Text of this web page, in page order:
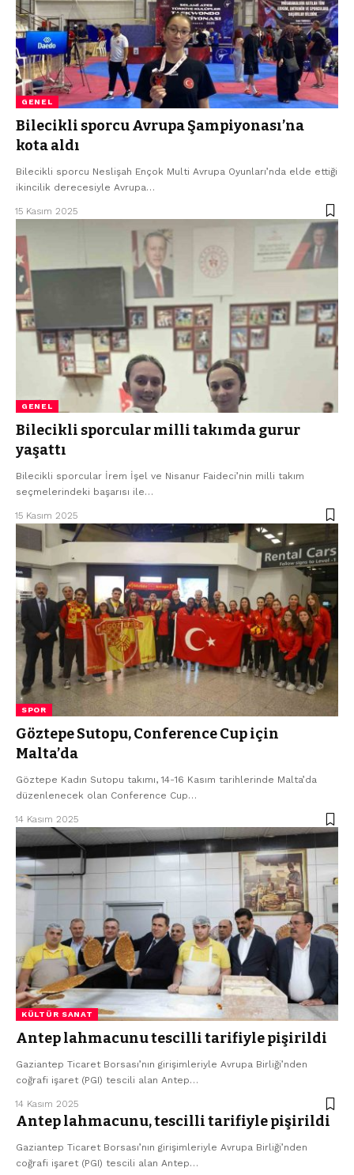
GENEL
Bilecikli sporcu Avrupa Şampiyonası’na
kota aldı
Bilecikli sporcu Neslişah Ençok Multi Avrupa Oyunları’nda elde ettiği
ikincilik derecesiyle Avrupa…
15 Kasım 2025
GENEL
Bilecikli sporcular milli takımda gurur
yaşattı
Bilecikli sporcular İrem İşel ve Nisanur Faideci’nin milli takım
seçmelerindeki başarısı ile…
15 Kasım 2025
SPOR
Göztepe Sutopu, Conference Cup için
Malta’da
Göztepe Kadın Sutopu takımı, 14-16 Kasım tarihlerinde Malta’da
düzenlenecek olan Conference Cup…
14 Kasım 2025
KÜLTÜR SANAT
Antep lahmacunu tescilli tarifiyle pişirildi
Gaziantep Ticaret Borsası’nın girişimleriyle Avrupa Birliği’nden
coğrafi işaret (PGI) tescili alan Antep…
14 Kasım 2025
Antep lahmacunu, tescilli tarifiyle pişirildi
Gaziantep Ticaret Borsası’nın girişimleriyle Avrupa Birliği’nden
coğrafi işaret (PGI) tescili alan Antep…